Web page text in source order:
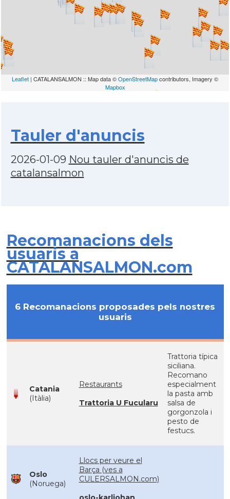
Leaflet | CATALANSALMON :: Map data ©OpenStreetMapcontributors, Imagery ©
Mapbox
Tauler d'anuncis
2026-01-09 Nou tauler d'anuncis de
catalansalmon
Recomanacions dels
usuaris a
CATALANSALMON.com
6 Recomanacions proposades pels nostres
usuaris
Catania
(Itàlia)
Restaurants
Trattoria U Fucularu
Trattoria típica
siciliana.
Recomano
especialment
la pasta amb
salsa de
gorgonzola i
pesto de
festucs.
Oslo
(Noruega)
Llocs per veure el
Barça (ves a
CULERSALMON.com)